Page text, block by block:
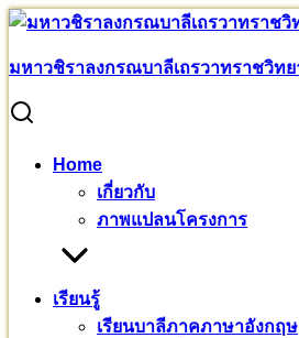
Skip
content
มหา​วชิราลงกรณ​บาลี​เถรวาท​ราชวิทย
Home
เกี่ยวกับ
ภาพแปลนโครงการ
เรียนรู้
เรียนบาลีภาคภาษาอังกฤษ
Search
ขออนุโมทนาบุญ คุณกิ่งกาญจน์ อารั
ขออนุโมทนาบุญ คุณกิ่ง
24 มกราคม 256727 มกราคม
ผู้มีพระรัตนตรัยเป็นที่พึ่ง
อุปถัมภ์พระปริยัติศาสนา